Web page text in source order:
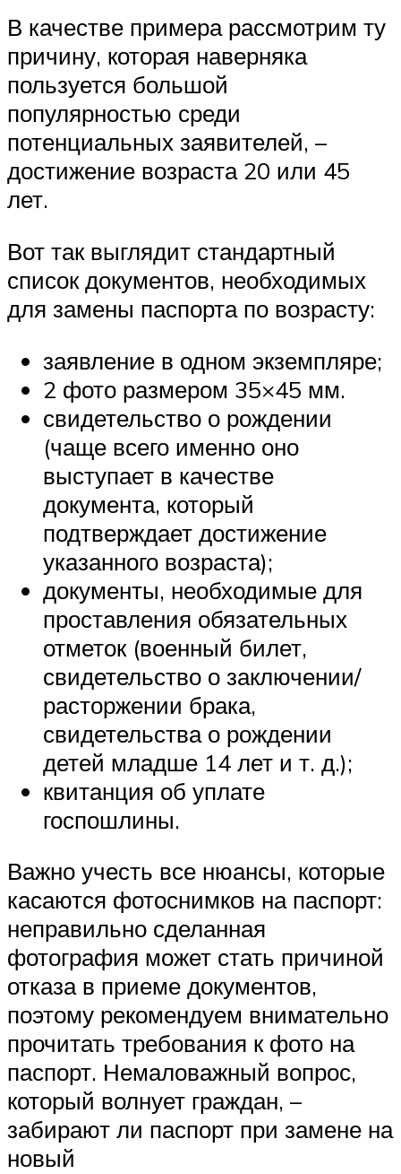
В качестве примера рассмотрим ту
причину, которая наверняка
пользуется большой
популярностью среди
потенциальных заявителей, –
достижение возраста 20 или 45
лет.
Вот так выглядит стандартный
список документов, необходимых
для замены паспорта по возрасту:
заявление в одном экземпляре;
2 фото размером 35×45 мм.
свидетельство о рождении
(чаще всего именно оно
выступает в качестве
документа, который
подтверждает достижение
указанного возраста);
документы, необходимые для
проставления обязательных
отметок (военный билет,
свидетельство о заключении/
расторжении брака,
свидетельства о рождении
детей младше 14 лет и т. д.);
квитанция об уплате
госпошлины.
Важно учесть все нюансы, которые
касаются фотоснимков на паспорт:
неправильно сделанная
фотография может стать причиной
отказа в приеме документов,
поэтому рекомендуем внимательно
прочитать требования к фото на
паспорт. Немаловажный вопрос,
который волнует граждан, –
забирают ли паспорт при замене на
новый